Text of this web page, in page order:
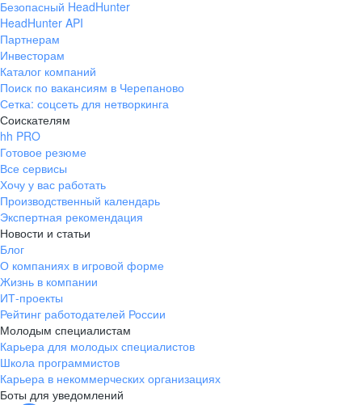
Безопасный HeadHunter
HeadHunter API
Партнерам
Инвесторам
Каталог компаний
Поиск по вакансиям в Черепаново
Сетка: соцсеть для нетворкинга
Соискателям
hh PRO
Готовое резюме
Все сервисы
Хочу у вас работать
Производственный календарь
Экспертная рекомендация
Новости и статьи
Блог
О компаниях в игровой форме
Жизнь в компании
ИТ-проекты
Рейтинг работодателей России
Молодым специалистам
Карьера для молодых специалистов
Школа программистов
Карьера в некоммерческих организациях
Боты для уведомлений